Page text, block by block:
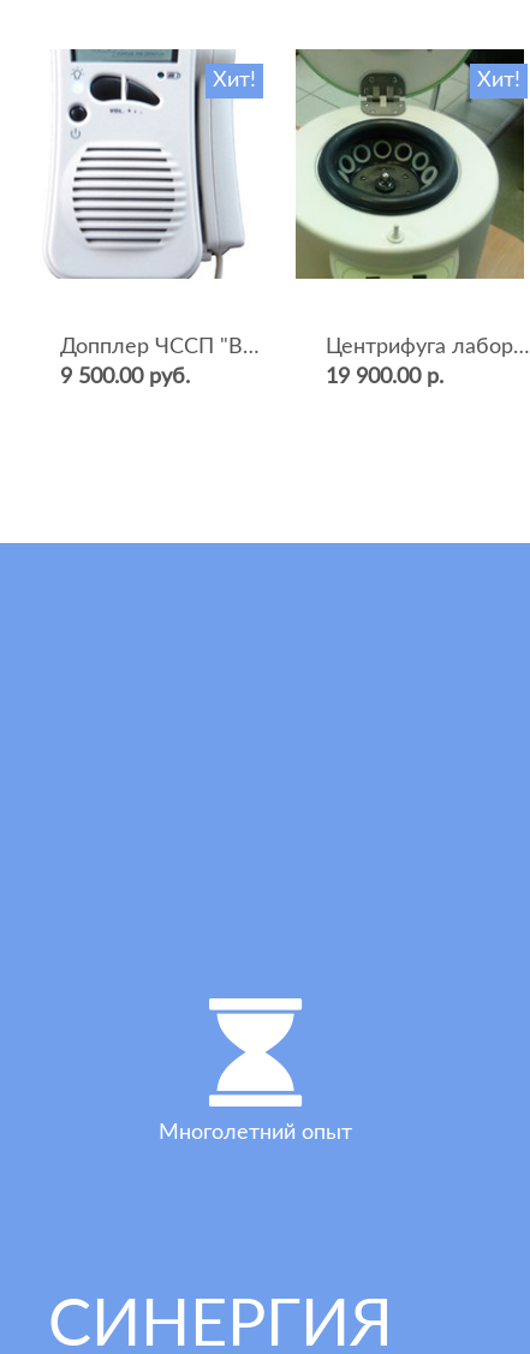
Хит!
Допплер ЧССП "BF-500++" (фетальный, ультразвуковой)
9 500.00 руб.
Хит!
Центрифуга лабораторная СМ-12 (4000 об.мин, 12 пробирок)
19 900.00 р.
Многолетний опыт
СИНЕРГИЯ